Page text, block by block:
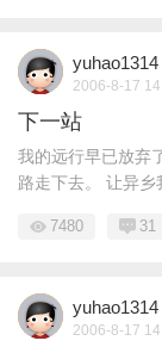
yuhao1314
2006-8-17
下一站
我的远行早已放弃
路走下去。 让异乡
7480 31
yuhao1314
2006-8-17